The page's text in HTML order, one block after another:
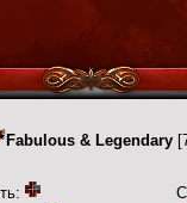
Fabulous & Legendary